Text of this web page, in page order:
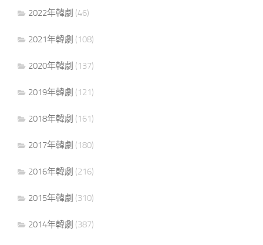
2022年韓劇 (46)
2021年韓劇 (108)
2020年韓劇 (137)
2019年韓劇 (121)
2018年韓劇 (161)
2017年韓劇 (180)
2016年韓劇 (216)
2015年韓劇 (310)
2014年韓劇 (387)